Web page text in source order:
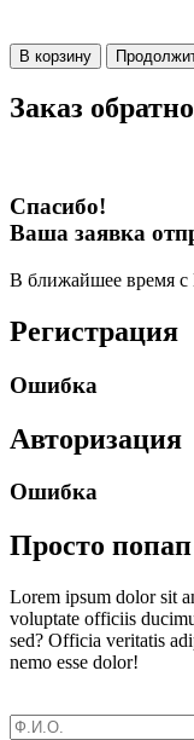
В корзину
Заказ
Спасибо!
Ваша заявка
В ближайшее время с
Регистрация
Ошибка
Авторизация
Ошибка
Просто попап
Lorem ipsum dolor sit
voluptate officiis
sed? Officia veritatis
nemo esse dolor!